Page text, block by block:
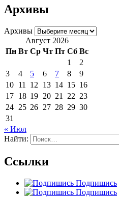
Архивы
Архивы
Август 2026
Пн Вт Ср Чт Пт Сб Вс
1
2
3
4 5 6 7 8
9
10 11 12 13 14 15 16
17 18 19 20 21 22 23
24 25 26 27 28 29 30
31
« Июл
Найти:
Ссылки
Подпишись
Подпишись